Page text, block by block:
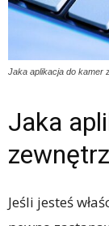
Jaka aplikacja do kamer
Jaka
Jeśli jesteś